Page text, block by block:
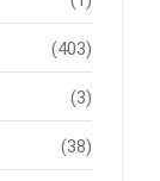
(403)
(3)
(38)